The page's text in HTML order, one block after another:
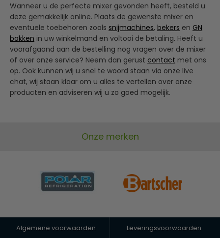
Wanneer u de perfecte mixer gevonden heeft, besteld u
deze gemakkelijk online. Plaats de gewenste mixer en
eventuele toebehoren zoals snijmachines, bekers en GN
bakken in uw winkelmand en voltooi de betaling. Heeft u
voorafgaand aan de bestelling nog vragen over de mixer
of over onze service? Neem dan gerust contact met ons
op. Ook kunnen wij u snel te woord staan via onze live
chat, wij staan klaar om u alles te vertellen over onze
producten en adviseren wij u zo goed mogelijk.
Onze merken
Algemene voorwaarden Leveringsvoorwaarden